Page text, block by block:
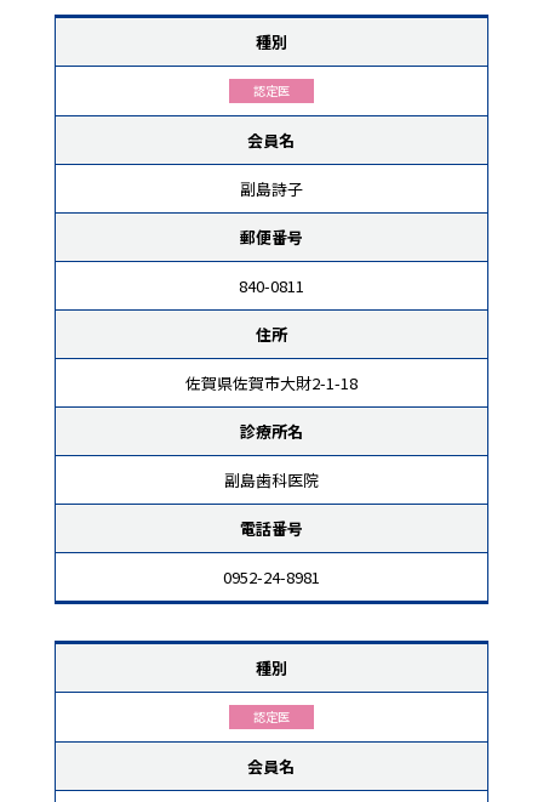
種別
認定医
会員名
副島詩子
郵便番号
840-0811
住所
佐賀県佐賀市大財2-1-18
診療所名
副島歯科医院
電話番号
0952-24-8981
種別
認定医
会員名